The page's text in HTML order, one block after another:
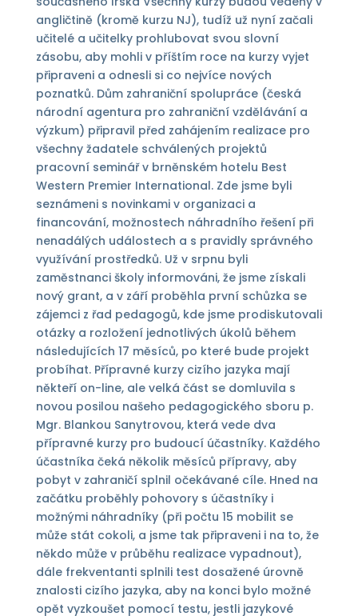
angličtině (kromě kurzu NJ), tudíž už nyní začali
učitelé a učitelky prohlubovat svou slovní
zásobu, aby mohli v příštím roce na kurzy vyjet
připraveni a odnesli si co nejvíce nových
poznatků. Dům zahraniční spolupráce (česká
národní agentura pro zahraniční vzdělávání a
výzkum) připravil před zahájením realizace pro
všechny žadatele schválených projektů
pracovní seminář v brněnském hotelu Best
Western Premier International. Zde jsme byli
seznámeni s novinkami v organizaci a
financování, možnostech náhradního řešení při
nenadálých událostech a s pravidly správného
využívání prostředků. Už v srpnu byli
zaměstnanci školy informováni, že jsme získali
nový grant, a v září proběhla první schůzka se
zájemci z řad pedagogů, kde jsme prodiskutovali
otázky a rozložení jednotlivých úkolů během
následujících 17 měsíců, po které bude projekt
probíhat. Přípravné kurzy cizího jazyka mají
někteří on-line, ale velká část se domluvila s
novou posilou našeho pedagogického sboru p.
Mgr. Blankou Sanytrovou, která vede dva
přípravné kurzy pro budoucí účastníky. Každého
účastníka čeká několik měsíců přípravy, aby
pobyt v zahraničí splnil očekávané cíle. Hned na
začátku proběhly pohovory s účastníky i
možnými náhradníky (při počtu 15 mobilit se
může stát cokoli, a jsme tak připraveni i na to, že
někdo může v průběhu realizace vypadnout),
dále frekventanti splnili test dosažené úrovně
znalosti cizího jazyka, aby na konci bylo možné
opět vyzkoušet pomocí testu, jestli jazykové